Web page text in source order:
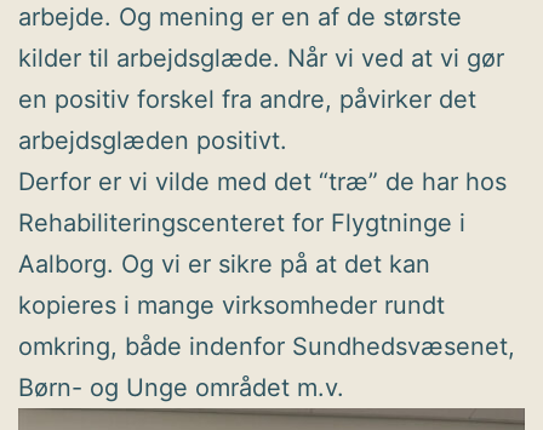
arbejde. Og mening er en af de største
kilder til arbejdsglæde. Når vi ved at vi gør
en positiv forskel fra andre, påvirker det
arbejdsglæden positivt.
Derfor er vi vilde med det “træ” de har hos
Rehabiliteringscenteret for Flygtninge i
Aalborg. Og vi er sikre på at det kan
kopieres i mange virksomheder rundt
omkring, både indenfor Sundhedsvæsenet,
Børn- og Unge området m.v.